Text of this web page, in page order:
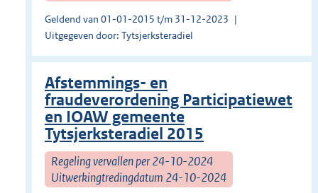
Geldend van 01-01-2015 t/m 31-12-2023
Uitgegeven door: Tytsjerksteradiel
Afstemmings- en
fraudeverordening Participatiewet
en IOAW gemeente
Tytsjerksteradiel 2015
Regeling vervallen per 24-10-2024
Uitwerkingtredingdatum 24-10-2024